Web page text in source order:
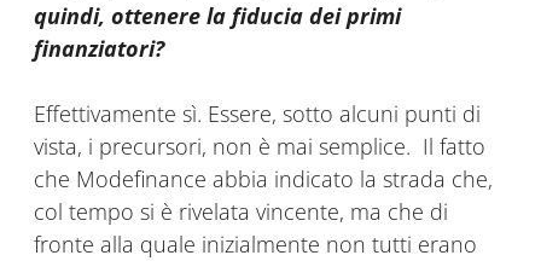
quindi, ottenere la fiducia dei primi
finanziatori?
Effettivamente sì. Essere, sotto alcuni punti di
vista, i precursori, non è mai semplice. Il fatto
che Modefinance abbia indicato la strada che,
col tempo si è rivelata vincente, ma che di
fronte alla quale inizialmente non tutti erano